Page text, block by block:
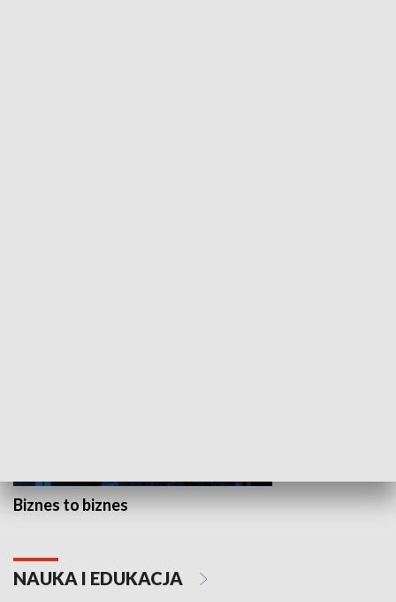
Biznes to biznes
NAUKA I EDUKACJA